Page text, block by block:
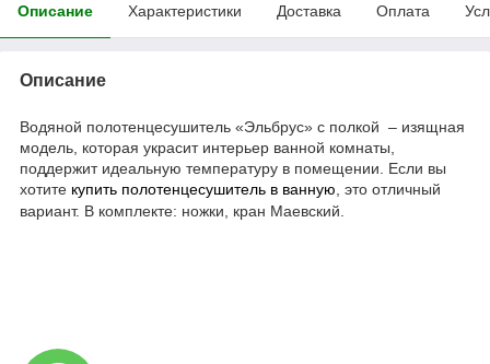
Описание Характеристики Доставка Оплата
Описание
Водяной полотенцесушитель «Эльбрус» с полкой – изящная
модель, которая украсит интерьер ванной комнаты,
поддержит идеальную температуру в помещении. Если вы
хотите купить полотенцесушитель в ванную , это отличный
вариант. В комплекте: ножки, кран Маевский.